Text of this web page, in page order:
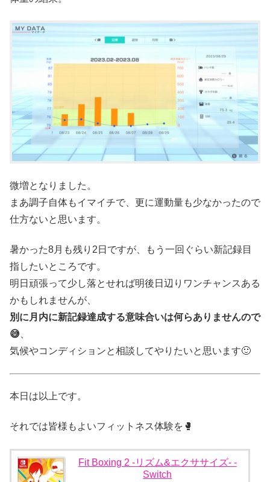
微増となりました。
まあ調子自体もイマイチで、更に運動量も少なかったので
仕方ないと思います。
暑かった8月も残り2日ですが、もう一回ぐらい新記録目
指したいところです。
明日頑張って少し落とせれば明後日辺りワンチャンスある
かもしれませんが、
別に月内に新記録達成する意味合いは何らありませんので
😅
気候やコンディションと相談してやりたいと思います🙂
本日は以上です。
それでは皆様もよいフィットネス体験を🥊
Fit Boxing 2 -リズム&エクササイズ- -
Switch